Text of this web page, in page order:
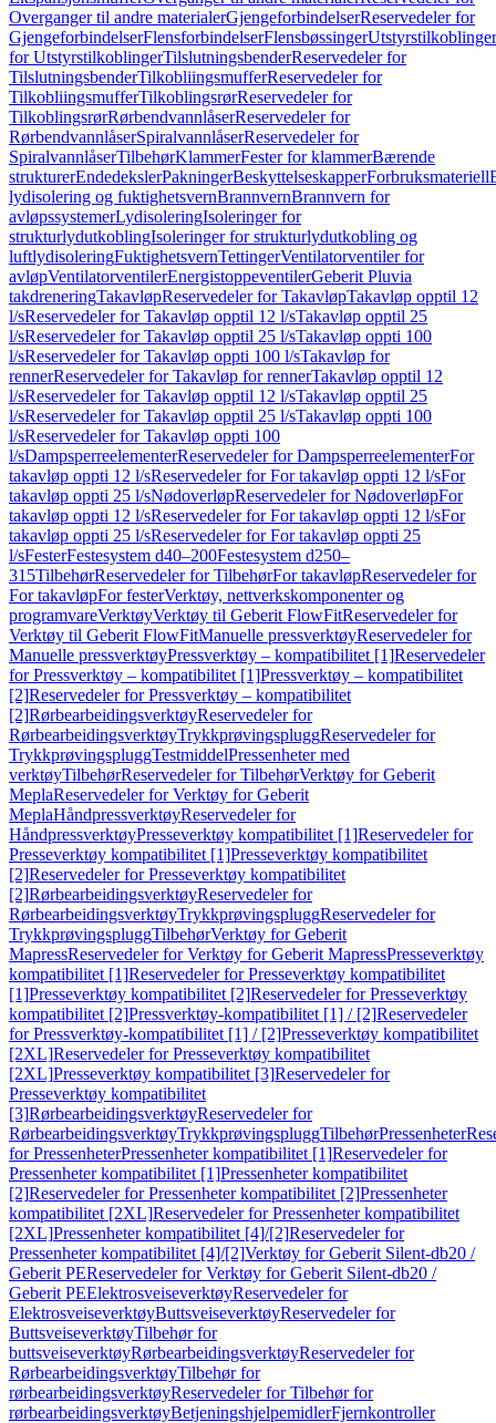
Overganger til andre materialerGjengeforbindelserReservedeler for
GjengeforbindelserFlensforbindelserFlensbøssingerUtstyrstilkoblinger
for UtstyrstilkoblingerTilslutningsbenderReservedeler for
TilslutningsbenderTilkobliingsmufferReservedeler for
TilkobliingsmufferTilkoblingsrørReservedeler for
TilkoblingsrørRørbendvannlåserReservedeler for
RørbendvannlåserSpiralvannlåserReservedeler for
SpiralvannlåserTilbehørKlammerFester for klammerBærende
strukturerEndedekslerPakningerBeskyttelseskapperForbruksmateriell
lydisolering og fuktighetsvernBrannvernBrannvern for
avløpssystemerLydisoleringIsoleringer for
strukturlydutkoblingIsoleringer for strukturlydutkobling og
luftlydisoleringFuktighetsvernTettingerVentilatorventiler for
avløpVentilatorventilerEnergistoppeventilerGeberit Pluvia
takdreneringTakavløpReservedeler for TakavløpTakavløp opptil 12
l/sReservedeler for Takavløp opptil 12 l/sTakavløp opptil 25
l/sReservedeler for Takavløp opptil 25 l/sTakavløp oppti 100
l/sReservedeler for Takavløp oppti 100 l/sTakavløp for
rennerReservedeler for Takavløp for rennerTakavløp opptil 12
l/sReservedeler for Takavløp opptil 12 l/sTakavløp opptil 25
l/sReservedeler for Takavløp opptil 25 l/sTakavløp oppti 100
l/sReservedeler for Takavløp oppti 100
l/sDampsperreelementerReservedeler for DampsperreelementerFor
takavløp oppti 12 l/sReservedeler for For takavløp oppti 12 l/sFor
takavløp oppti 25 l/sNødoverløpReservedeler for NødoverløpFor
takavløp oppti 12 l/sReservedeler for For takavløp oppti 12 l/sFor
takavløp oppti 25 l/sReservedeler for For takavløp oppti 25
l/sFesterFestesystem d40–200Festesystem d250–
315TilbehørReservedeler for TilbehørFor takavløpReservedeler for
For takavløpFor festerVerktøy, nettverkskomponenter og
programvareVerktøyVerktøy til Geberit FlowFitReservedeler for
Verktøy til Geberit FlowFitManuelle pressverktøyReservedeler for
Manuelle pressverktøyPressverktøy – kompatibilitet [1]Reservedeler
for Pressverktøy – kompatibilitet [1]Pressverktøy – kompatibilitet
[2]Reservedeler for Pressverktøy – kompatibilitet
[2]RørbearbeidingsverktøyReservedeler for
RørbearbeidingsverktøyTrykkprøvingspluggReservedeler for
TrykkprøvingspluggTestmiddelPressenheter med
verktøyTilbehørReservedeler for TilbehørVerktøy for Geberit
MeplaReservedeler for Verktøy for Geberit
MeplaHåndpressverktøyReservedeler for
HåndpressverktøyPresseverktøy kompatibilitet [1]Reservedeler for
Presseverktøy kompatibilitet [1]Presseverktøy kompatibilitet
[2]Reservedeler for Presseverktøy kompatibilitet
[2]RørbearbeidingsverktøyReservedeler for
RørbearbeidingsverktøyTrykkprøvingspluggReservedeler for
TrykkprøvingspluggTilbehørVerktøy for Geberit
MapressReservedeler for Verktøy for Geberit MapressPresseverktøy
kompatibilitet [1]Reservedeler for Presseverktøy kompatibilitet
[1]Presseverktøy kompatibilitet [2]Reservedeler for Presseverktøy
kompatibilitet [2]Pressverktøy-kompatibilitet [1] / [2]Reservedeler
for Pressverktøy-kompatibilitet [1] / [2]Presseverktøy kompatibilitet
[2XL]Reservedeler for Presseverktøy kompatibilitet
[2XL]Presseverktøy kompatibilitet [3]Reservedeler for
Presseverktøy kompatibilitet
[3]RørbearbeidingsverktøyReservedeler for
RørbearbeidingsverktøyTrykkprøvingspluggTilbehørPressenheter
for PressenheterPressenheter kompatibilitet [1]Reservedeler for
Pressenheter kompatibilitet [1]Pressenheter kompatibilitet
[2]Reservedeler for Pressenheter kompatibilitet [2]Pressenheter
kompatibilitet [2XL]Reservedeler for Pressenheter kompatibilitet
[2XL]Pressenheter kompatibilitet [4]/[2]Reservedeler for
Pressenheter kompatibilitet [4]/[2]Verktøy for Geberit Silent-db20 /
Geberit PEReservedeler for Verktøy for Geberit Silent-db20 /
Geberit PEElektrosveiseverktøyReservedeler for
ElektrosveiseverktøyButtsveiseverktøyReservedeler for
ButtsveiseverktøyTilbehør for
buttsveiseverktøyRørbearbeidingsverktøyReservedeler for
RørbearbeidingsverktøyTilbehør for
rørbearbeidingsverktøyReservedeler for Tilbehør for
rørbearbeidingsverktøyBetjeningshjelpemidlerFjernkontroller